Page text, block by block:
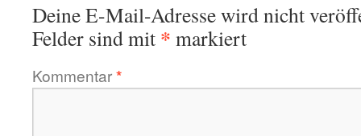
Deine E-Mail-Adresse wird nicht
Felder sind mit * markiert
Kommentar*